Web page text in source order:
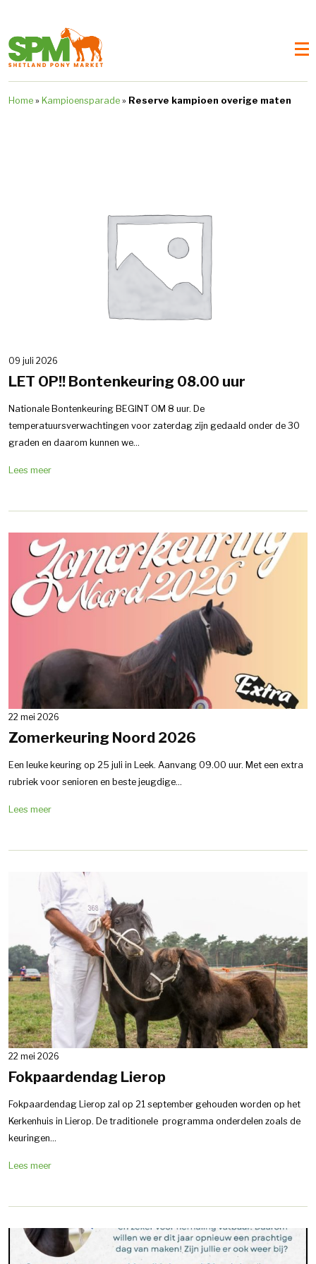
Home » Kampioensparade » Reserve kampioen overige maten
09 juli 2026
LET OP!! Bontenkeuring 08.00 uur
Nationale Bontenkeuring BEGINT OM 8 uur. De
temperatuursverwachtingen voor zaterdag zijn gedaald onder de 30
graden en daarom kunnen we...
Lees meer
22 mei 2026
Zomerkeuring Noord 2026
Een leuke keuring op 25 juli in Leek. Aanvang 09.00 uur. Met een extra
rubriek voor senioren en beste jeugdige...
Lees meer
22 mei 2026
Fokpaardendag Lierop
Fokpaardendag Lierop zal op 21 september gehouden worden op het
Kerkenhuis in Lierop. De traditionele programma onderdelen zoals de
keuringen...
Lees meer